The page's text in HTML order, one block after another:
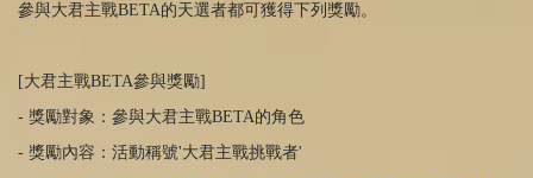
參與大君主戰BETA的天選者都可獲得下列獎勵。
[大君主戰BETA參與獎勵]
- 獎勵對象：參與大君主戰BETA的角色
- 獎勵內容：活動稱號'大君主戰挑戰者'